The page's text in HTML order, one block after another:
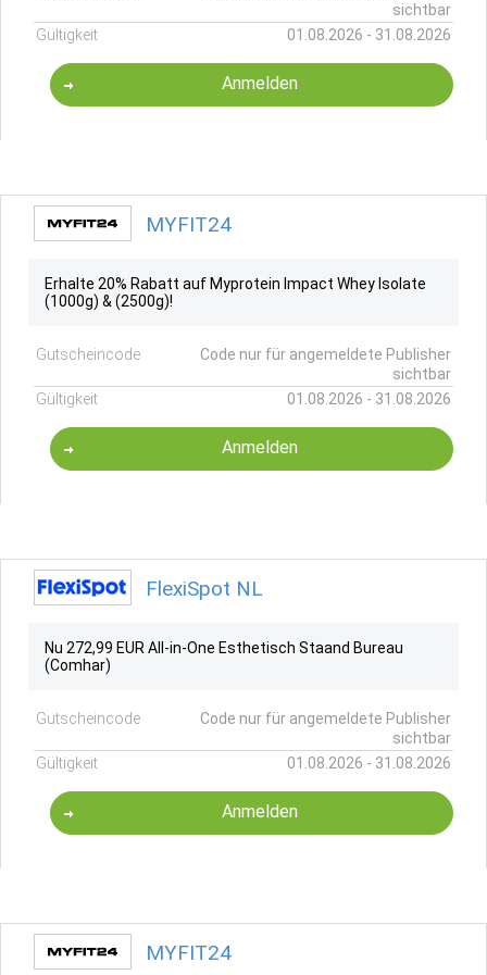
sichtbar
Gültigkeit
01.08.2026 - 31.08.2026
Anmelden
MYFIT24
Erhalte 20% Rabatt auf Myprotein Impact Whey Isolate
(1000g) & (2500g)!
Gutscheincode
Code nur für angemeldete Publisher
sichtbar
Gültigkeit
01.08.2026 - 31.08.2026
Anmelden
FlexiSpot NL
Nu 272,99 EUR All-in-One Esthetisch Staand Bureau
(Comhar)
Gutscheincode
Code nur für angemeldete Publisher
sichtbar
Gültigkeit
01.08.2026 - 31.08.2026
Anmelden
MYFIT24